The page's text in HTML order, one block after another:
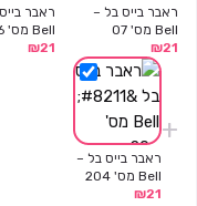
ראבר בייס בל –
Bell מס' 07
₪21
ראבר
Bell מס' 216
₪21
+
ראבר בייס בל –
Bell מס' 204
₪21